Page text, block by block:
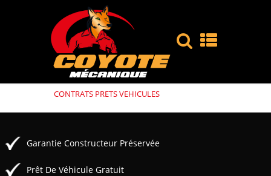
CONTRATS PRETS VEHICULES
Garantie Constructeur Préservée
Prêt De Véhicule Gratuit